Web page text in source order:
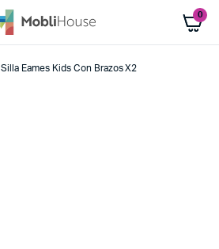
0
Silla Eames Kids Con Brazos X2